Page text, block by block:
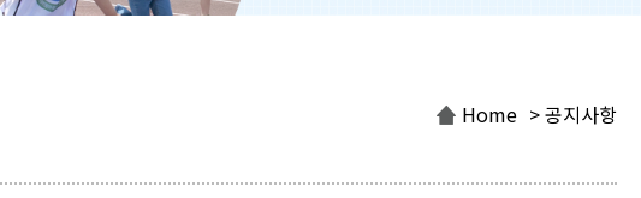
Home > 공지사항